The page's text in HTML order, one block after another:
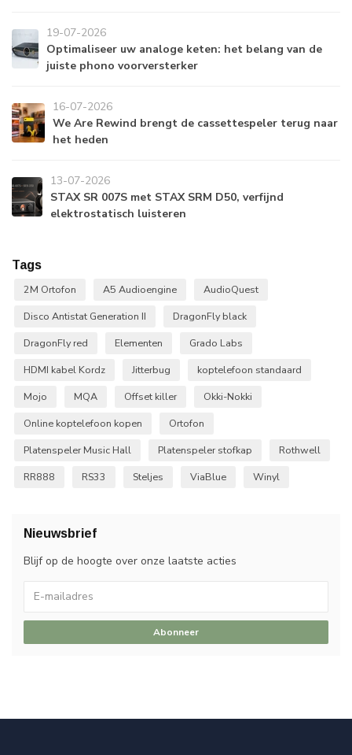
19-07-2026
Optimaliseer uw analoge keten: het belang van de
juiste phono voorversterker
16-07-2026
We Are Rewind brengt de cassettespeler terug naar
het heden
13-07-2026
STAX SR 007S met STAX SRM D50, verfijnd
elektrostatisch luisteren
Tags
2M Ortofon
A5 Audioengine
AudioQuest
Disco Antistat Generation II
DragonFly black
DragonFly red
Elementen
Grado Labs
HDMI kabel Kordz
Jitterbug
koptelefoon standaard
Mojo
MQA Offset killer
Okki-Nokki
Online koptelefoon kopen
Ortofon
Platenspeler Music Hall
Platenspeler stofkap
Rothwell
RR888
RS33 Steljes ViaBlue Winyl
Nieuwsbrief
Blijf op de hoogte over onze laatste acties
Abonneer